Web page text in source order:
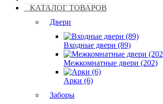
КАТАЛОГ ТОВАРОВ
Двери
Входные двери (89)
Межкомнатные двери (202)
Арки (6)
Заборы